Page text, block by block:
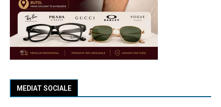
MEDIAT SOCIALE